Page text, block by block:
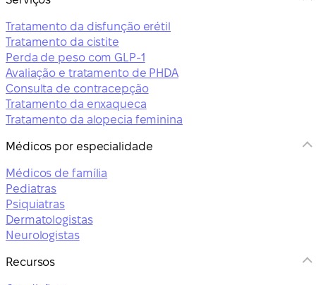
Tratamento da disfunção erétil
Tratamento da cistite
Perda de peso com GLP-1
Avaliação e tratamento de PHDA
Consulta de contracepção
Tratamento da enxaqueca
Tratamento da alopecia feminina
Médicos por especialidade
Médicos de família
Pediatras
Psiquiatras
Dermatologistas
Neurologistas
Recursos